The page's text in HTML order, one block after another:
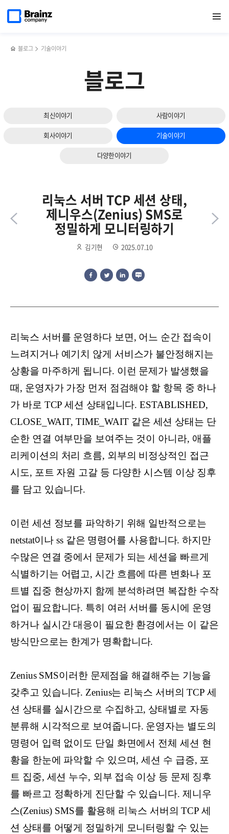
열기
페이지로
블로그 기술이야기
블로그
최신이야기 사람이야기
회사이야기 기술이야기
다양한이야기
Zenius
리눅스 서버 TCP 세션 상태,
제니우스(Zenius) SMS로
정밀하게 모니터링하기
김기현 2025.07.10
ICT
리눅스 서버를 운영하다 보면, 어느 순간 접속이
느려지거나 예기치 않게 서비스가 불안정해지는
상황을 마주하게 됩니다. 이런 문제가 발생했을
때, 운영자가 가장 먼저 점검해야 할 항목 중 하나
가 바로 TCP 세션 상태입니다. ESTABLISHED,
CLOSE_WAIT, TIME_WAIT 같은 세션 상태는 단
순한 연결 여부만을 보여주는 것이 아니라, 애플
리케이션의 처리 흐름, 외부의 비정상적인 접근
시도, 포트 자원 고갈 등 다양한 시스템 이상 징후
를 담고 있습니다.
이런 세션 정보를 파악하기 위해 일반적으로는
netstat이나 ss 같은 명령어를 사용합니다. 하지만
수많은 연결 중에서 문제가 되는 세션을 빠르게
식별하기는 어렵고, 시간 흐름에 따른 변화나 포
트별 집중 현상까지 함께 분석하려면 복잡한 수작
업이 필요합니다. 특히 여러 서버를 동시에 운영
하거나 실시간 대응이 필요한 환경에서는 이 같은
방식만으로는 한계가 명확합니다.
Zenius SMS이러한 문제점을 해결해주는 기능을
갖추고 있습니다. Zenius는 리눅스 서버의 TCP 세
션 상태를 실시간으로 수집하고, 상태별로 자동
분류해 시각적으로 보여줍니다. 운영자는 별도의
명령어 입력 없이도 단일 화면에서 전체 세션 현
황을 한눈에 파악할 수 있으며, 세션 수 급증, 포
트 집중, 세션 누수, 외부 접속 이상 등 문제 징후
를 빠르고 정확하게 진단할 수 있습니다. 제니우
스(Zenius) SMS를 활용해 리눅스 서버의 TCP 세
션 상태를 어떻게 정밀하게 모니터링할 수 있는
다음
슬라이드